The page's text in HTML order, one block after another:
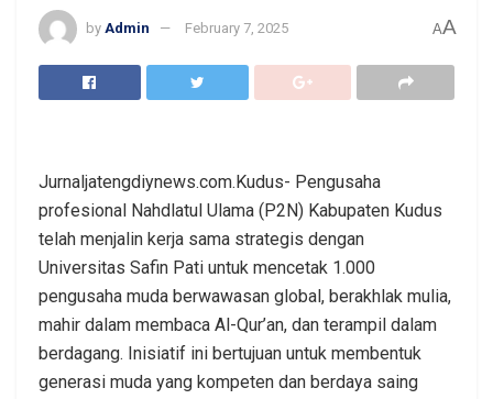
by Admin February 7, 2025 AA
Jurnaljatengdiynews.com.Kudus- Pengusaha
profesional Nahdlatul Ulama (P2N) Kabupaten Kudus
telah menjalin kerja sama strategis dengan
Universitas Safin Pati untuk mencetak 1.000
pengusaha muda berwawasan global, berakhlak mulia,
mahir dalam membaca Al-Qur’an, dan terampil dalam
berdagang. Inisiatif ini bertujuan untuk membentuk
generasi muda yang kompeten dan berdaya saing